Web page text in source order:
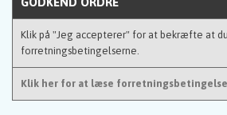
Klik på "Jeg accepterer" for at bekræfte at
forretningsbetingelserne.
Klik her for at læse